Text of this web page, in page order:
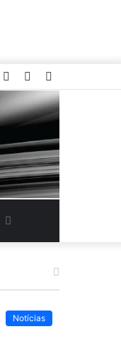
Lateral
Artigo
aleatório
Entrar
Procurar
Notícias